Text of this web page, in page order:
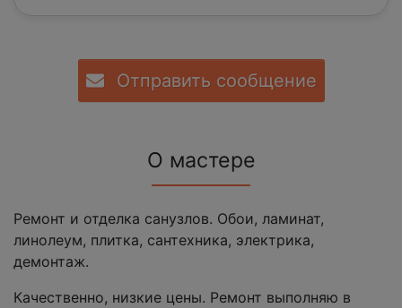
Отправить сообщение
О мастере
Ремонт и отделка санузлов. Обои, ламинат,
линолеум, плитка, сантехника, электрика,
демонтаж.
Качественно, низкие цены. Ремонт выполняю в